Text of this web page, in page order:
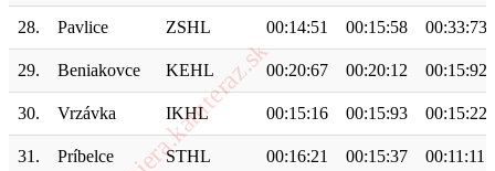
28. Pavlice ZSHL 00:14:51 00:15:58 00:33:73
29. Beniakovce KEHL 00:20:67 00:20:12 00:15:92
30. Vrzávka IKHL 00:15:16 00:15:93 00:15:22
31. Príbelce STHL 00:16:21 00:15:37 00:11:11